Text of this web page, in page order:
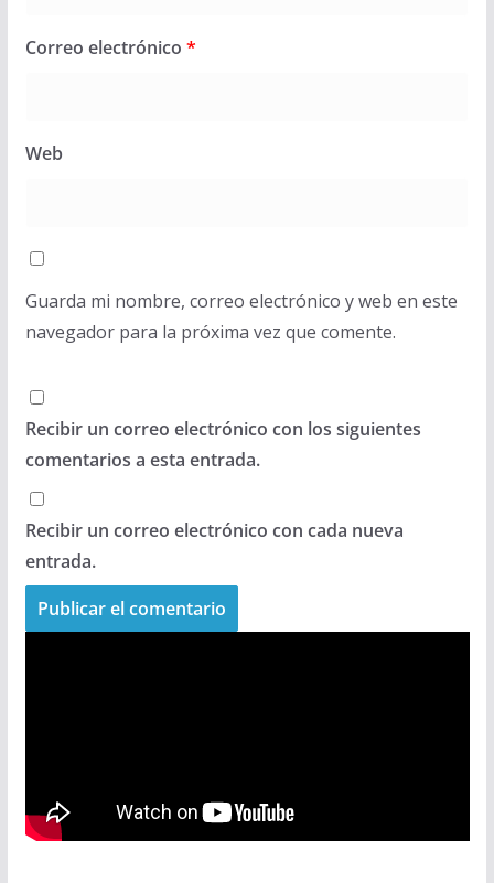
Correo electrónico *
Web
Guarda mi nombre, correo electrónico y web en este
navegador para la próxima vez que comente.
Recibir un correo electrónico con los siguientes
comentarios a esta entrada.
Recibir un correo electrónico con cada nueva
entrada.